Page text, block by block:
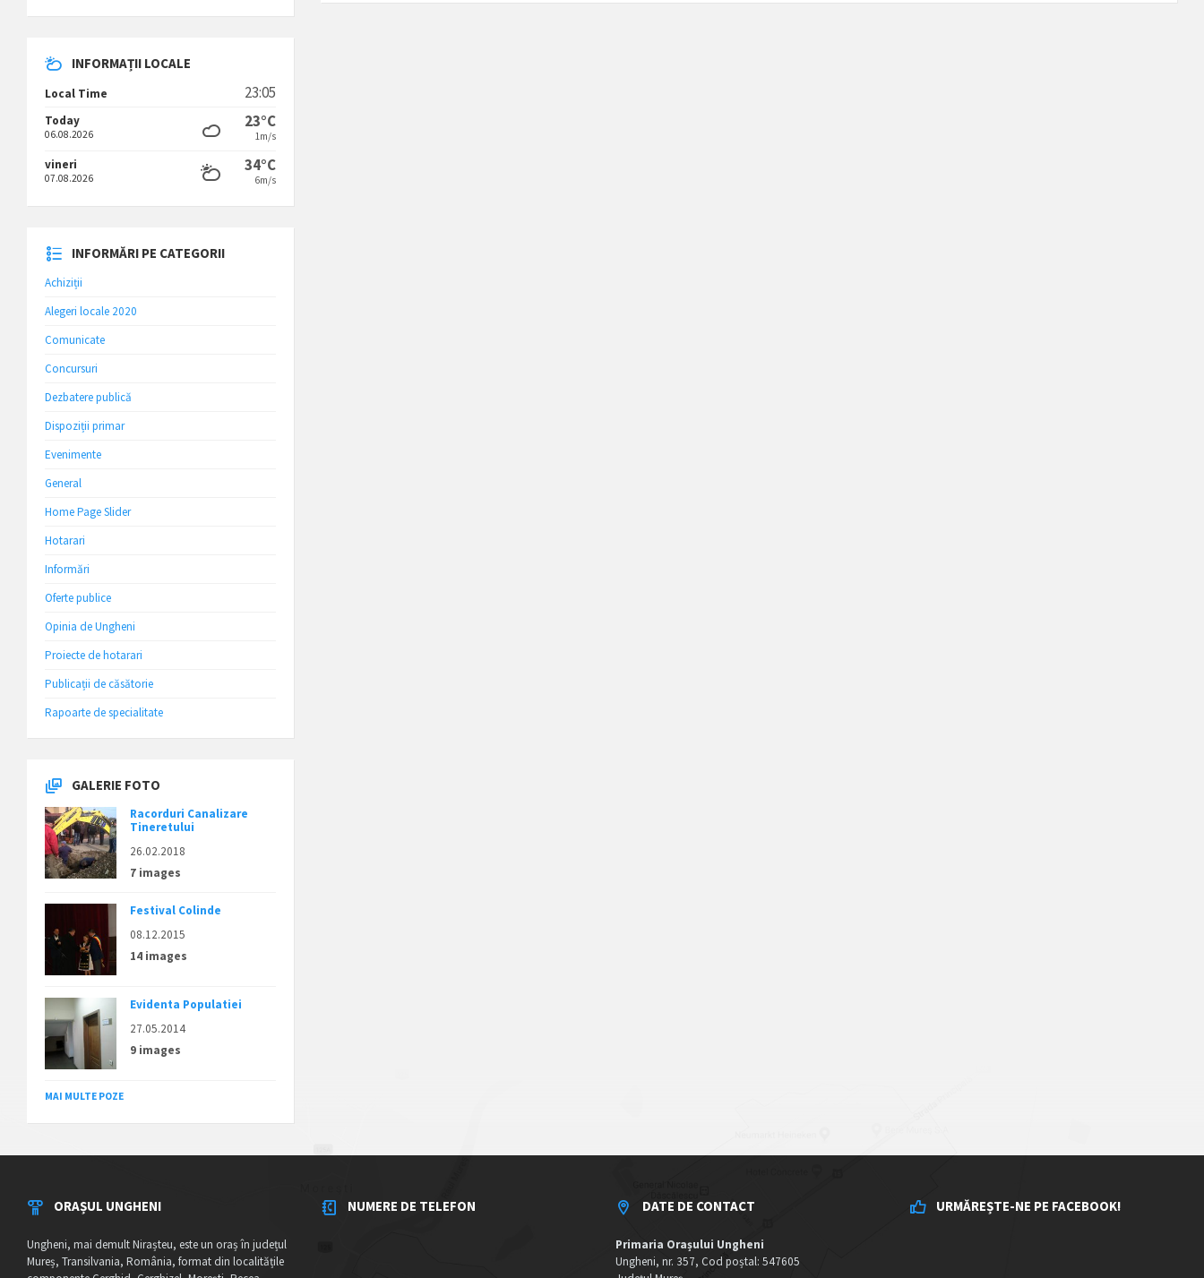
INFORMAȚII LOCALE
Local Time 23:05
Today
06.08.2026
23°C
1m/s
vineri
07.08.2026
34°C
6m/s
INFORMĂRI PE CATEGORII
Achiziții
Alegeri locale 2020
Comunicate
Concursuri
Dezbatere publică
Dispoziții primar
Evenimente
General
Home Page Slider
Hotarari
Informări
Oferte publice
Opinia de Ungheni
Proiecte de hotarari
Publicații de căsătorie
Rapoarte de specialitate
GALERIE FOTO
Racorduri Canalizare
Tineretului
26.02.2018
7 images
Festival Colinde
08.12.2015
14 images
Evidenta Populatiei
27.05.2014
9 images
MAI MULTE POZE
ORAȘUL UNGHENI
Ungheni, mai demult Nirașteu, este un oraș în județul
Mureș, Transilvania, România, format din localitățile
NUMERE DE TELEFON DATE DE CONTACT
Primaria Orașului Ungheni
Ungheni, nr. 357, Cod poștal: 547605
URMĂREȘTE-NE PE FACEBOOK!